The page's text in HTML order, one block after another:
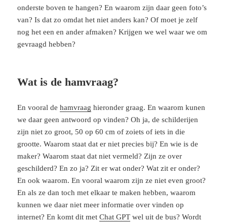
onderste boven te hangen? En waarom zijn daar geen foto’s
van? Is dat zo omdat het niet anders kan? Of moet je zelf
nog het een en ander afmaken? Krijgen we wel waar we om
gevraagd hebben?
Wat is de hamvraag?
En vooral dehamvraag hieronder graag. En waarom kunen
we daar geen antwoord op vinden? Oh ja, de schilderijen
zijn niet zo groot, 50 op 60 cm of zoiets of iets in die
grootte. Waarom staat dat er niet precies bij? En wie is de
maker? Waarom staat dat niet vermeld? Zijn ze over
geschilderd? En zo ja? Zit er wat onder? Wat zit er onder?
En ook waarom. En vooral waarom zijn ze niet even groot?
En als ze dan toch met elkaar te maken hebben, waarom
kunnen we daar niet meer informatie over vinden op
internet? En komt dit metChat GPT wel uit de bus? Wordt